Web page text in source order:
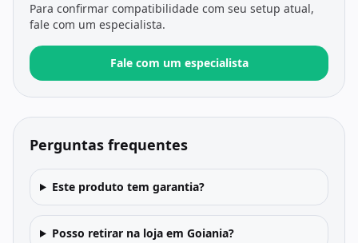
Para confirmar compatibilidade com seu setup atual,
fale com um especialista.
Fale com um especialista
Perguntas frequentes
Este produto tem garantia?
Posso retirar na loja em Goiania?